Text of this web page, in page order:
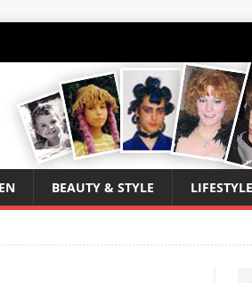
BEAUTY & STYLE LIFESTYLE